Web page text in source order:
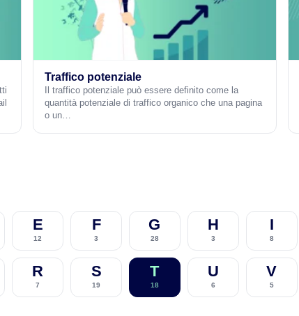
Traffico potenziale
Il traffico potenziale può essere definito come la
quantità potenziale di traffico organico che una pagina
o un…
E
12
F
3
G
28
H
3
I
8
R
7
S
19
T
18
U
6
V
5